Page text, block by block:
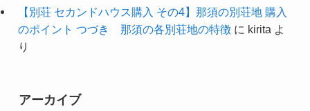
【別荘 セカンドハウス購入 その4】那須の別荘地 購入
のポイント つづき 那須の各別荘地の特徴に kirita よ
り
アーカイブ